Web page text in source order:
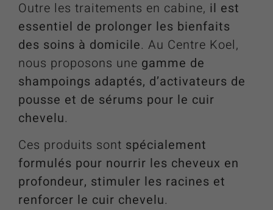
Outre les traitements en cabine, il est
essentiel de prolonger les bienfaits
des soins à domicile. Au Centre Koel,
nous proposons une gamme de
shampoings adaptés, d’activateurs de
pousse et de sérums pour le cuir
chevelu.
Ces produits sont spécialement
formulés pour nourrir les cheveux en
profondeur, stimuler les racines et
renforcer le cuir chevelu.